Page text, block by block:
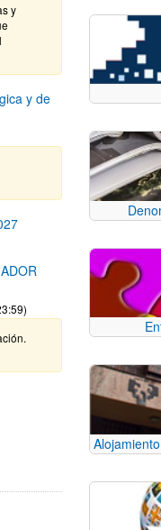
y
y de
para desplazarse.